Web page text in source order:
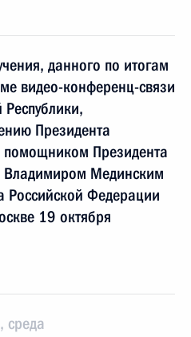
данного по итогам
видео-конференц-связи
Президента
Президента
Владимиром Мединским
Российской Федерации
19 октября
среда